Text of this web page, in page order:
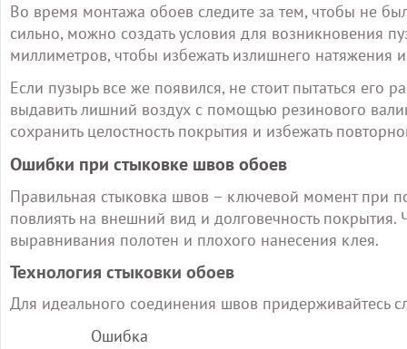
Во время монтажа обоев следите за тем, чтобы не
сильно, можно создать условия для возникновения
миллиметров, чтобы избежать излишнего натяжения
Если пузырь все же появился, не стоит пытаться его
выдавить лишний воздух с помощью резинового
сохранить целостность покрытия и избежать
Ошибки при стыковке швов обоев
Правильная стыковка швов – ключевой момент при
повлиять на внешний вид и долговечность
выравнивания полотен и плохого нанесения клея.
Технология стыковки обоев
Для идеального соединения швов придерживайтесь
Ошибка